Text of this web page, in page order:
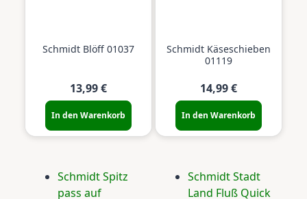
Schmidt Blöff 01037
13,99 €
In den Warenkorb
Schmidt Käseschieben
01119
14,99 €
In den Warenkorb
Schmidt Spitz
pass auf
Schmidt Stadt
Land Fluß Quick